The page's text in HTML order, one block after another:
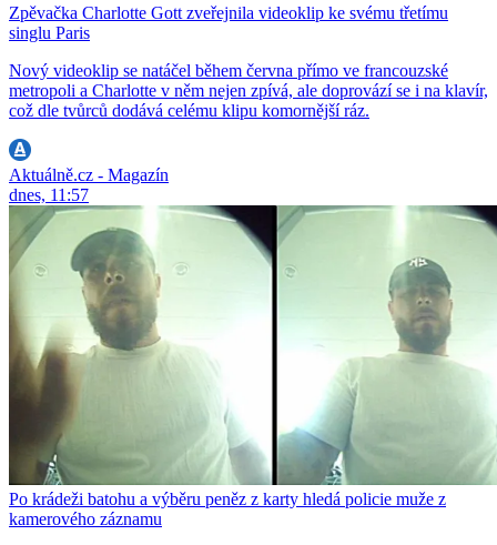
Zpěvačka Charlotte Gott zveřejnila videoklip ke svému třetímu
singlu Paris
Nový videoklip se natáčel během června přímo ve francouzské
metropoli a Charlotte v něm nejen zpívá, ale doprovází se i na klavír,
což dle tvůrců dodává celému klipu komornější ráz.
Aktuálně.cz - Magazín
dnes, 11:57
Po krádeži batohu a výběru peněz z karty hledá policie muže z
kamerového záznamu